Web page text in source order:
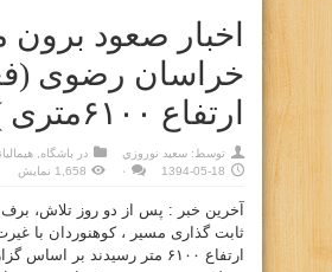
اخبار صعود
خراسان رضوی
ارتفاع ۶۱۰۰متری )
توسط: سعيد نوروزي در باشگاه
1394-05-18
۰ 1,658 نمایش
آخرین خبر : پس از دو روز تلاش،
ثابت گذاری مسیر ، کوهنوردان با
ارتفاع ۶۱۰۰ متر رسیدند بر